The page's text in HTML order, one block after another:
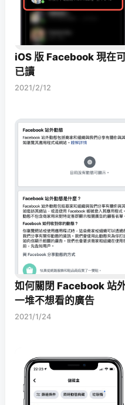
iOS 版 Facebook 現在
已讀
2021/2/12
如何關閉 Facebook 站
一堆不想看的廣告
2021/1/24